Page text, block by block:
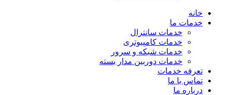
خانه
خدمات ما
خدمات سانترال
خدمات کامپیوتری
خدمات شبکه و سرور
خدمات دوربین مدار بسته
تعرفه خدمات
تماس با ما
درباره ما